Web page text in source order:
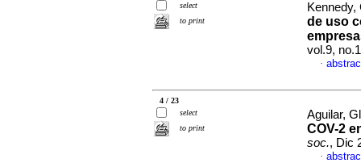
select
to print
de uso
vol.9,
·
4 / 23
select
to print
Aguilar,
COV-2
soc., Dic
·